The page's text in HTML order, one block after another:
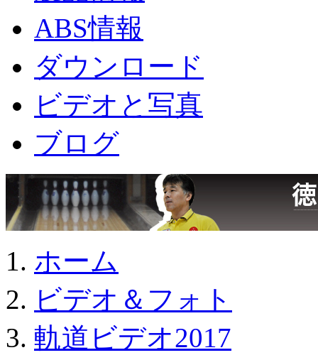
ABS情報
ダウンロード
ビデオと写真
ブログ
ホーム
ビデオ＆フォト
軌道ビデオ2017